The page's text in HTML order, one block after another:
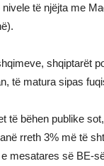
të njëjta me
shqiptarët
të matura sipas
të bëhen publike
rreth 3% më të
mesatares së BE-